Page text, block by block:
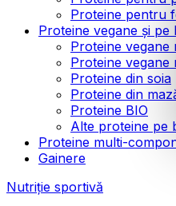
Proteine pentru
Proteine vegane și pe
Proteine vegane
Proteine vegane
Proteine din soia
Proteine din
Proteine BIO
Alte proteine pe
Proteine multi-
Gainere
Nutriție sportivă